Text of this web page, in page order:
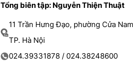
Tổng biên tập: Nguyễn Thiện Thuật
11 Trần Hưng Đạo, phường Cửa
TP. Hà Nội
024.39331878 / 024.38248600